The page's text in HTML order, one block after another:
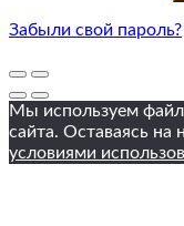
Забыли свой пароль?
Мы используем
сайта. Оставаясь на
условиями